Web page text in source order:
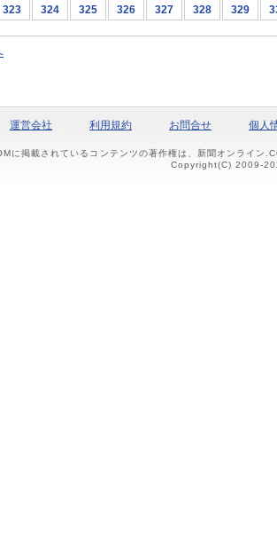
323 324 325 326 327 328 329
運営会社 利用規約 お問合せ 個人
に掲載されているコンテンツの著作権は、新聞オンライン
Copyright(C) 2009-